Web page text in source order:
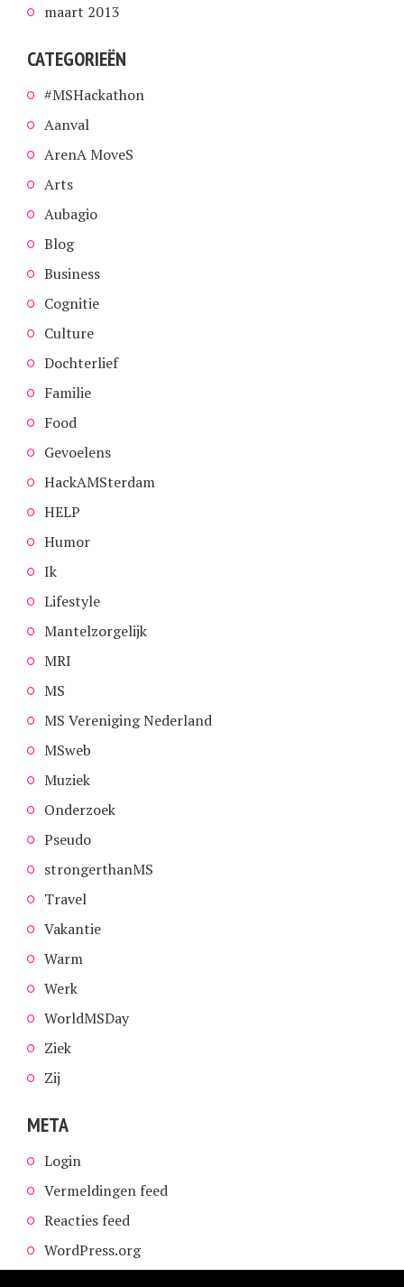
maart 2013
CATEGORIEËN
#MSHackathon
Aanval
ArenA MoveS
Arts
Aubagio
Blog
Business
Cognitie
Culture
Dochterlief
Familie
Food
Gevoelens
HackAMSterdam
HELP
Humor
Ik
Lifestyle
Mantelzorgelijk
MRI
MS
MS Vereniging Nederland
MSweb
Muziek
Onderzoek
Pseudo
strongerthanMS
Travel
Vakantie
Warm
Werk
WorldMSDay
Ziek
Zij
META
Login
Vermeldingen feed
Reacties feed
WordPress.org